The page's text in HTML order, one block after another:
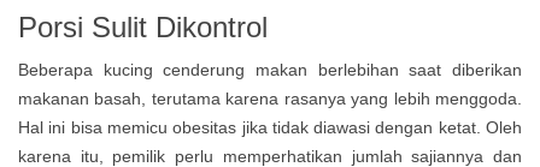
Porsi Sulit Dikontrol
Beberapa kucing cenderung makan berlebihan saat diberikan
makanan basah, terutama karena rasanya yang lebih menggoda.
Hal ini bisa memicu obesitas jika tidak diawasi dengan ketat. Oleh
karena itu, pemilik perlu memperhatikan jumlah sajiannya dan